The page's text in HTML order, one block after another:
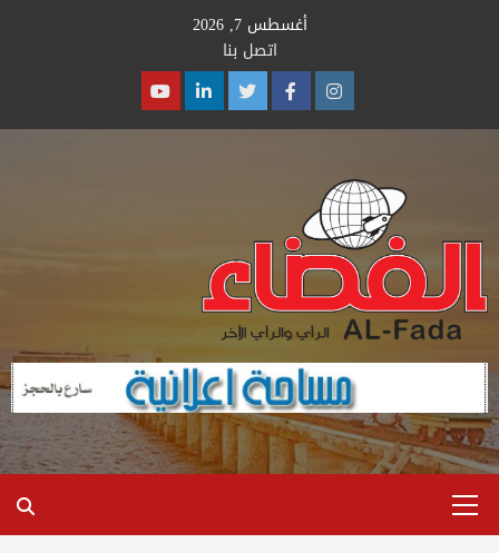
أغسطس 7, 2026
اتصل بنا
Instagram
Facebook
Twitter
Linkedin
Youtube
Menu